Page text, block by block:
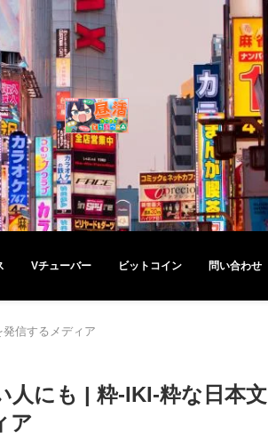
Vチューバー ビットコイン 問い合わせ
信するメディア
人にも | 粋-IKI-粋な日本文
ア